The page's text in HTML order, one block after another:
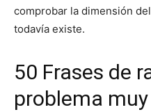
comprobar la dimensión
todavía existe.
50 Frases de
problema